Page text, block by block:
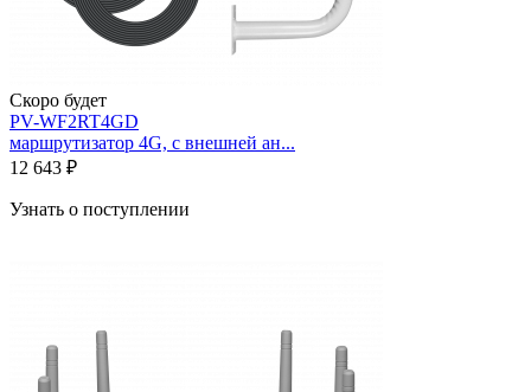
Скоро будет
PV-WF2RT4GD
маршрутизатор 4G, с внешней ан...
12 643 ₽
Узнать о поступлении